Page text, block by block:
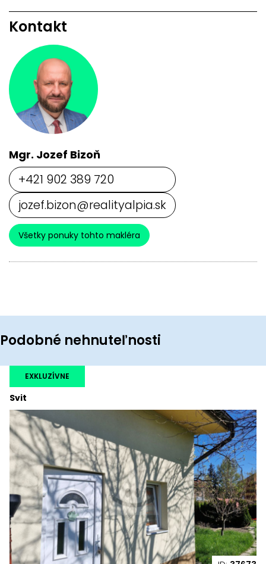
Kontakt
Mgr. Jozef Bizoň
+421 902 389 720
jozef.bizon@realityalpia.sk
Všetky ponuky tohto makléra
Podobné nehnuteľnosti
Svit
EXKLUZÍVNE